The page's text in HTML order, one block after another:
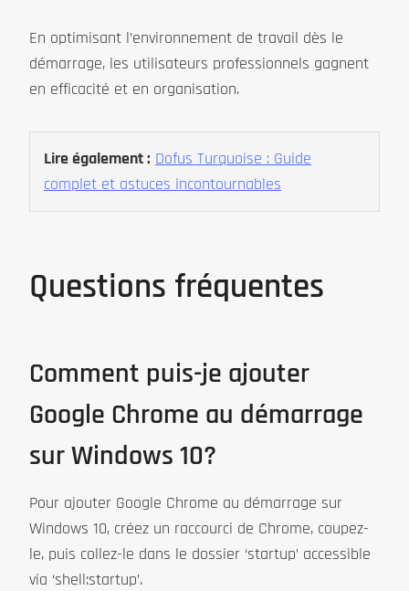
En optimisant l’environnement de travail dès le
démarrage, les utilisateurs professionnels gagnent
en efficacité et en organisation.
Lire également : Dofus Turquoise : Guide
complet et astuces incontournables
Questions fréquentes
Comment puis-je ajouter
Google Chrome au démarrage
sur Windows 10?
Pour ajouter Google Chrome au démarrage sur
Windows 10, créez un raccourci de Chrome, coupez-
le, puis collez-le dans le dossier ‘startup’ accessible
via ‘shell:startup’.